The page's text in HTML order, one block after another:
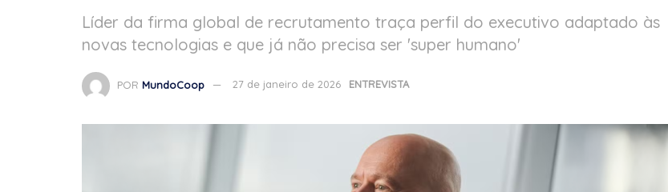
Líder da firma global de recrutamento traça perfil do executivo adaptado às
novas tecnologias e que já não precisa ser 'super humano'
POR MundoCoop 27 de janeiro de 2026 ENTREVISTA